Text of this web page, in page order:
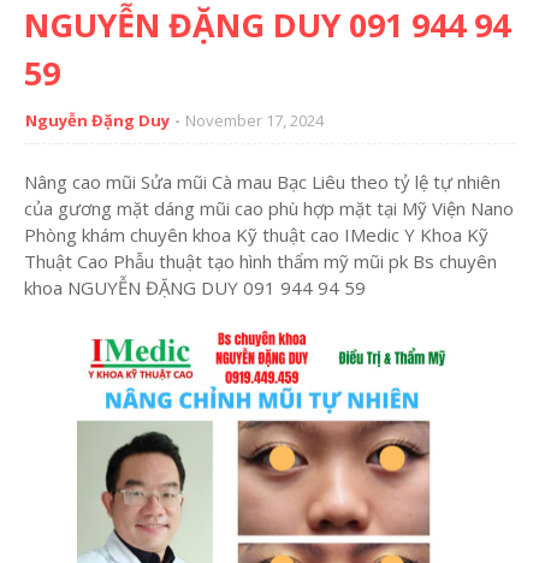
NGUYỄN ĐẶNG DUY 091 944 94
59
Nguyễn Đặng Duy November 17, 2024
Nâng cao mũi Sửa mũi Cà mau Bạc Liêu theo tỷ lệ tự nhiên
của gương mặt dáng mũi cao phù hợp mặt tại Mỹ Viện Nano
Phòng khám chuyên khoa Kỹ thuật cao IMedic Y Khoa Kỹ
Thuật Cao Phẫu thuật tạo hình thẩm mỹ mũi pk Bs chuyên
khoa NGUYỄN ĐẶNG DUY 091 944 94 59